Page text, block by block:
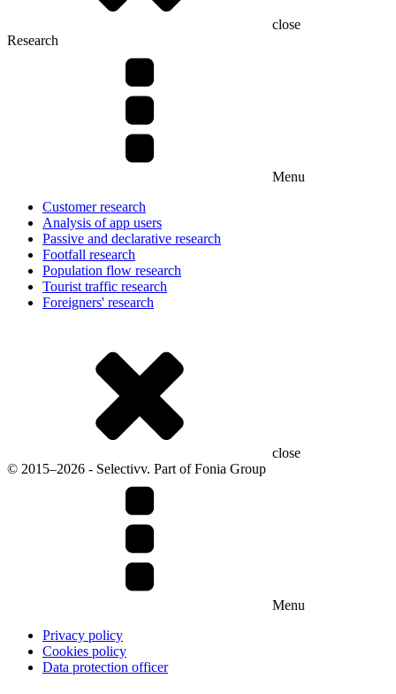
close
Research
Menu
Customer research
Analysis of app users
Passive and declarative research
Footfall research
Population flow research
Tourist traffic research
Foreigners' research
close
© 2015–2026 - Selectivv. Part of Fonia Group
Menu
Privacy policy
Cookies policy
Data protection officer